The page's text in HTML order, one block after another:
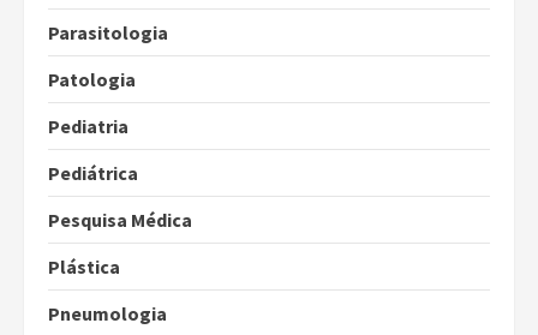
Parasitologia
Patologia
Pediatria
Pediátrica
Pesquisa Médica
Plástica
Pneumologia